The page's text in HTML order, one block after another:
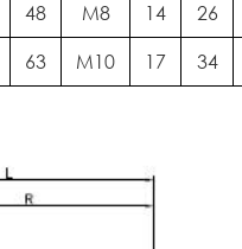
48 M8 14 26
63 M10 17 34